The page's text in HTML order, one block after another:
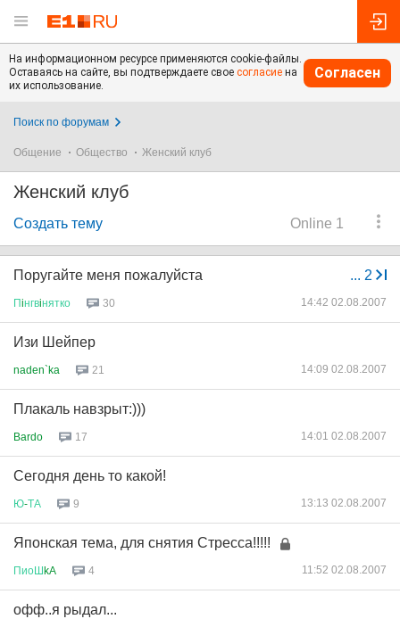
На информационном ресурсе применяются cookie-файлы.
Оставаясь на сайте, вы подтверждаете свое согласие на
их использование.
Согласен
Поиск по форумам
Общение Общество Женский клуб
Женский клуб
Online 1
Создать тему
... 2
Поругайте меня пожалуйста
Пiнгвiнятко 30 14:42 02.08.2007
Изи Шейпер
naden`ka 21 14:09 02.08.2007
Плакаль навзрыт:)))
Bardo 17 14:01 02.08.2007
Сегодня день то какой!
Ю-ТА 9 13:13 02.08.2007
Японская тема, для снятия Стресса!!!!!
ПиоШkA 4 11:52 02.08.2007
офф..я рыдал...